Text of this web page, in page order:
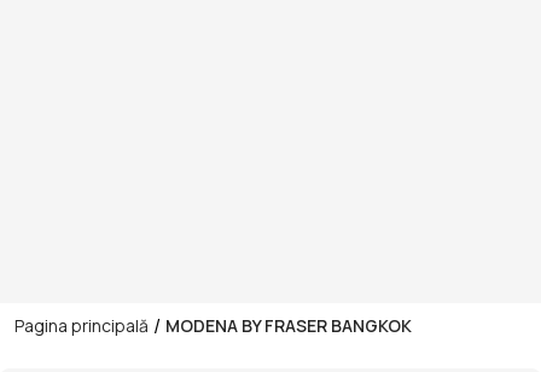
Pagina principală / MODENA BY FRASER BANGKOK